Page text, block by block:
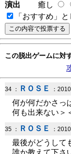
演出
癒し
「おすすめ」
この脱出ゲームに対
34 ： ＲＯＳＥ ：
何が何だかさっ
何も出来ない＞
35 ： ＲＯＳＥ ：
最後がどうして
誰か教えて下さ